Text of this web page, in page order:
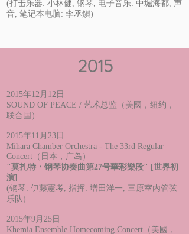
(打击乐器: 小林健, 钢琴, 电子音乐: 中堀海都, 声
音, 笔记本电脑: 李丞鎭)
2015
2015年12月12日
SOUND OF PEACE / 艺术总监（美國，纽约，
联合国）
2015年11月23日
Mihara Chamber Orchestra - The 33rd Regular
Concert（日本，广岛）
"莫扎特・钢琴协奏曲第27号華彩樂段" [世界初
演]
(钢琴: 伊藤憲考, 指挥: 増田洋一, 三原室内管弦
乐队)
2015年9月25日
Khemia Ensemble Homecoming Concert （美國，